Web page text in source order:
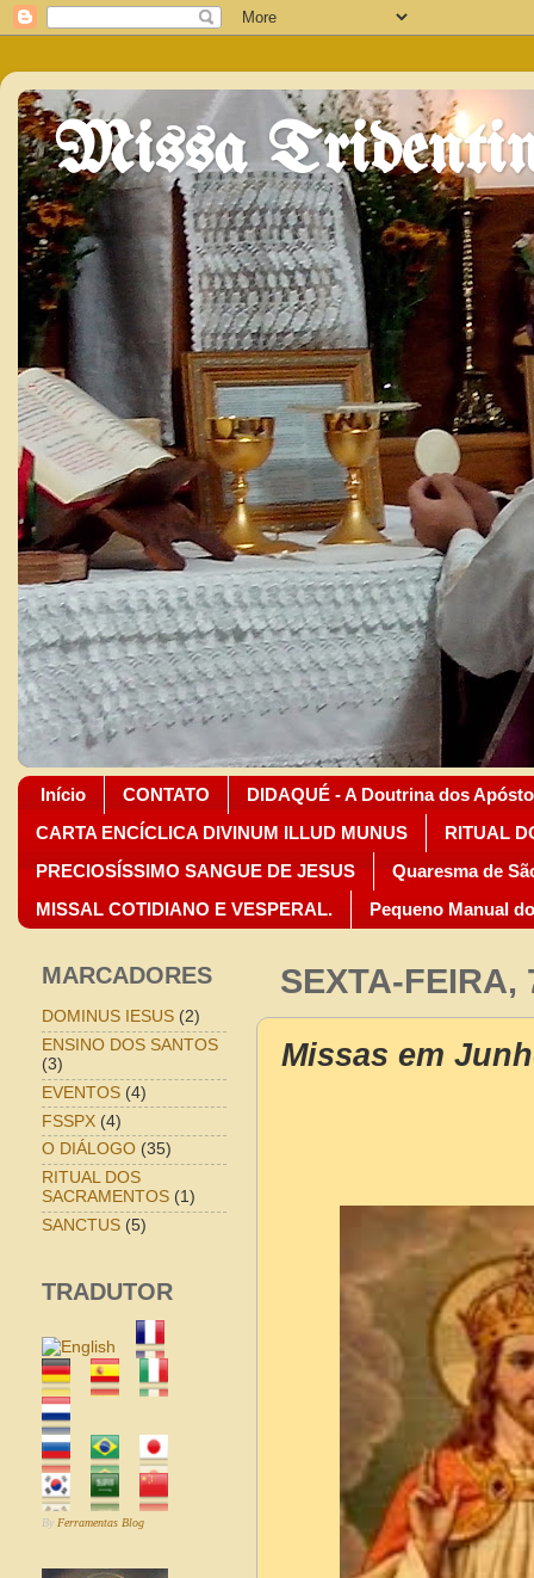
Missa
Início CONTATO
DIDAQUÉ - A Doutrina dos
CARTA ENCÍCLICA DIVINUM ILLUD MUNUS
RITUAL
PRECIOSÍSSIMO SANGUE DE JESUS
Quaresma de
MISSAL COTIDIANO E VESPERAL.
Pequeno Manual
SEXTA-FEIRA,
Missas em
MARCADORES
DOMINUS IESUS (2)
ENSINO DOS SANTOS
(3)
EVENTOS (4)
FSSPX (4)
O DIÁLOGO (35)
RITUAL DOS
SACRAMENTOS (1)
SANCTUS (5)
TRADUTOR
By Ferramentas Blog